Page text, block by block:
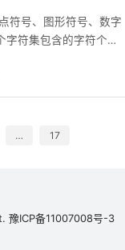
符号、图形符号、数字
符集包含的字符个数
各种字符集文字，需
。 中文文字数目大，而
… 17
豫ICP备11007008号-3